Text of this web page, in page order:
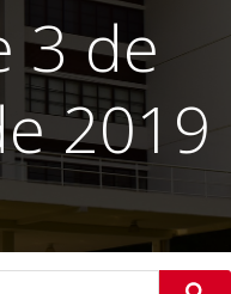
3 de
2019